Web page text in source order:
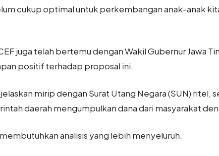
cukup optimal untuk perkembangan anak-anak
juga telah bertemu dengan Wakil Gubernur Jawa
positif terhadap proposal ini.
mirip dengan Surat Utang Negara (SUN) ritel,
daerah mengumpulkan dana dari masyarakat
analisis yang lebih menyeluruh.